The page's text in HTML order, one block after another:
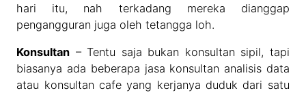
hari itu, nah terkadang mereka dianggap
pengangguran juga oleh tetangga loh.
Konsultan – Tentu saja bukan konsultan sipil, tapi
biasanya ada beberapa jasa konsultan analisis data
atau konsultan cafe yang kerjanya duduk dari satu